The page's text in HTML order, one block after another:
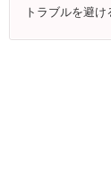
トラブルを避け